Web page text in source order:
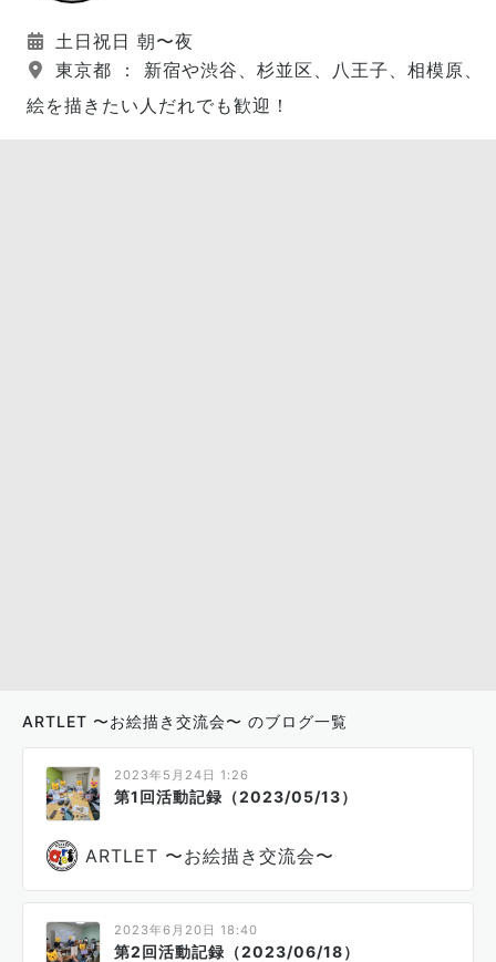
土日祝日 朝〜夜
東京都 ： 新宿や渋谷、杉並区、八王子、相模原、
絵を描きたい人だれでも歓迎！
ARTLET 〜お絵描き交流会〜 のブログ一覧
2023年5月24日 1:26
第1回活動記録（2023/05/13）
ARTLET 〜お絵描き交流会〜
2023年6月20日 18:40
第2回活動記録（2023/06/18）